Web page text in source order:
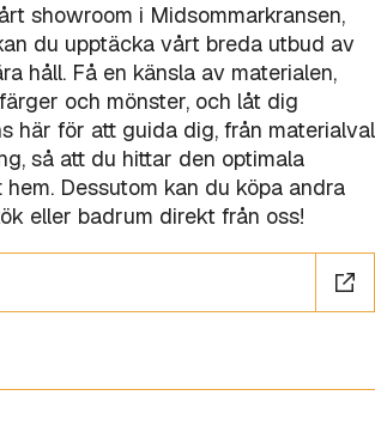
showroom i Midsommarkransen,
du upptäcka vårt breda utbud av
håll. Få en känsla av materialen,
och mönster, och låt dig
här för att guida dig, från materialval
så att du hittar den optimala
Dessutom kan du köpa andra
eller badrum direkt från oss!